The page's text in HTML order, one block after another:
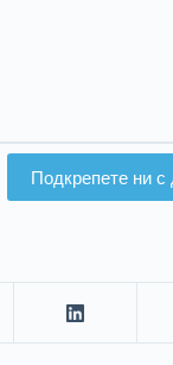
Подкрепете ни с